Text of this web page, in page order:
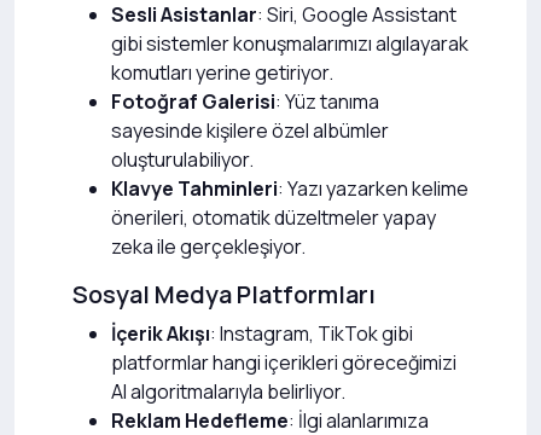
Sesli Asistanlar: Siri, Google Assistant
gibi sistemler konuşmalarımızı algılayarak
komutları yerine getiriyor.
Fotoğraf Galerisi: Yüz tanıma
sayesinde kişilere özel albümler
oluşturulabiliyor.
Klavye Tahminleri: Yazı yazarken kelime
önerileri, otomatik düzeltmeler yapay
zeka ile gerçekleşiyor.
Sosyal Medya Platformları
İçerik Akışı: Instagram, TikTok gibi
platformlar hangi içerikleri göreceğimizi
AI algoritmalarıyla belirliyor.
Reklam Hedefleme: İlgi alanlarımıza